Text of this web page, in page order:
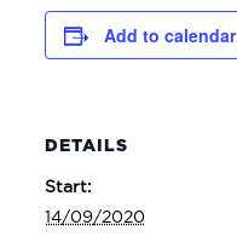
Add to calendar
DETAILS
Start:
14/09/2020